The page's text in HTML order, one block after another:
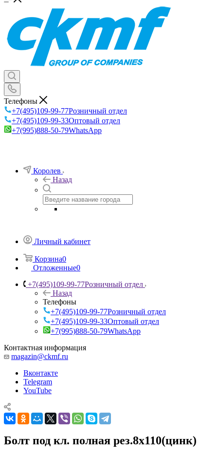
Телефоны
+7(495)109-99-77Розничный отдел
+7(495)109-99-33Оптовый отдел
+7(995)888-50-79WhatsApp
Королев
Назад
Личный кабинет
Корзина0
Отложенные0
+7(495)109-99-77Розничный отдел
Назад
Телефоны
+7(495)109-99-77Розничный отдел
+7(495)109-99-33Оптовый отдел
+7(995)888-50-79WhatsApp
Контактная информация
magazin@ckmf.ru
Вконтакте
Telegram
YouTube
Болт под кл. полная рез.8х110(цинк)